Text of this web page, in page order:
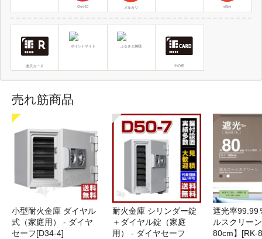
Qoo10 メルカリ eBay
楽天カード
ポイントサイト ふるさと納税
その他
売れ筋商品
小型耐火金庫 ダイヤル
式（家庭用） - ダイヤ
セーフ[D34-4]
耐火金庫 シリンダー錠
＋ダイヤル錠（家庭
用） - ダイヤセーフ
遮光率99.99
ルスクリー
80cm】[RK-